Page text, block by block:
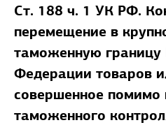
Ст. 188 ч. 1 УК РФ.
перемещение в
таможенную границу
Федерации товаров
совершенное помимо
таможенного